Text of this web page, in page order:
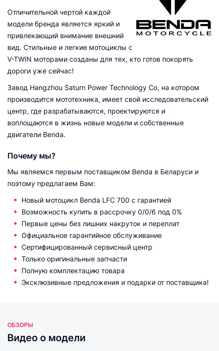
Отличительной чертой каждой
модели бренда является яркий и
привлекающий внимание внешний
вид. Стильные и легкие мотоциклы с
V-TWIN моторами созданы для тех, кто готов покорять
дороги уже сейчас!
Завод Hangzhou Saturn Power Technology Co, на котором
производится мототехника, имеет свой исследовательский
центр, где разрабатываются, проектируются и
воплощаются в жизнь новые модели и собственные
двигатели Benda.
Почему мы?
Мы являемся первым поставщиком Benda в Беларуси и
поэтому предлагаем Вам:
Новый мотоцикл Benda LFC 700 с гарантией
Возможность купить в рассрочку 0/0/6 под 0%
Первые цены без лишних накруток и переплат
Официальное гарантийное обслуживание
Сертифицированный сервисный центр
Только оригинальные запчасти
Полную комплектацию товара
Эксклюзивные предложения и подарки от поставщика!
ОБЗОРЫ
Видео о модели